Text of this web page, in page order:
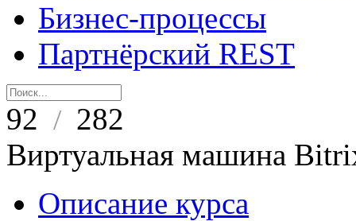
Бизнес-процессы
Партнёрский REST
92 / 282
Виртуальная машина
Описание курса